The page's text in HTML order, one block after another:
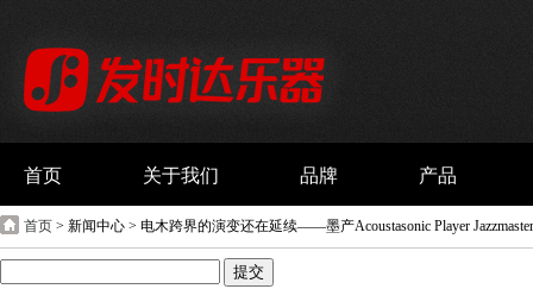
首页 关于我们 品牌 产品
首页 > 新闻中心 > 电木跨界的演变还在延续——墨产Acoustasonic Player Jazzmaster